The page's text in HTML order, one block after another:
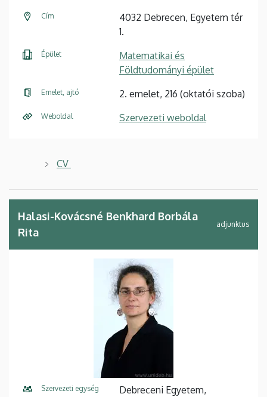
Cím
4032 Debrecen, Egyetem tér
1.
Épület
Matematikai és
Földtudományi épület
Emelet, ajtó 2. emelet, 216 (oktatói szoba)
Weboldal Szervezeti weboldal
CV
Halasi-Kovácsné Benkhard Borbála
Rita
adjunktus
Szervezeti egység
Debreceni Egyetem,